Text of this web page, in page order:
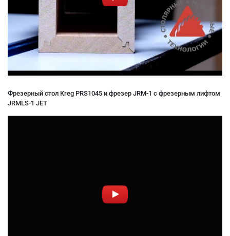
Фрезерный стол Kreg PRS1045 и фрезер JRM-1 с фрезерным лифтом
JRMLS-1 JET